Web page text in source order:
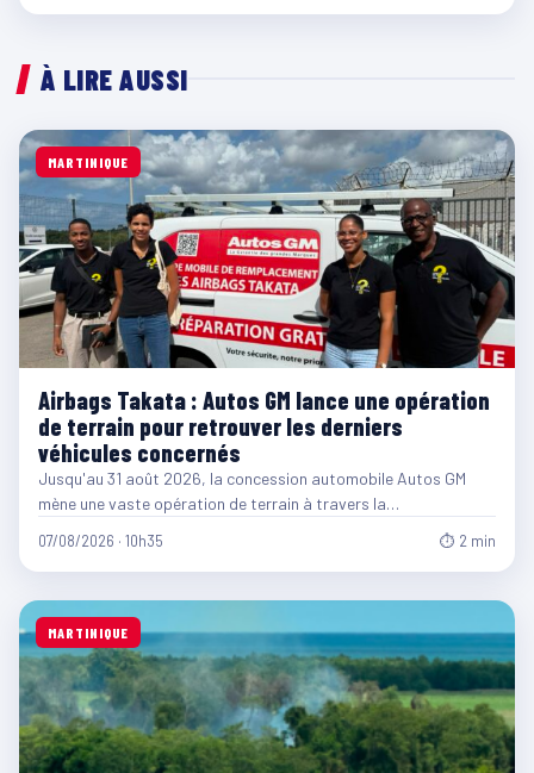
À LIRE AUSSI
MARTINIQUE
Airbags Takata : Autos GM lance une opération
de terrain pour retrouver les derniers
véhicules concernés
Jusqu'au 31 août 2026, la concession automobile Autos GM
mène une vaste opération de terrain à travers la…
07/08/2026 · 10h35 ⏱ 2 min
MARTINIQUE